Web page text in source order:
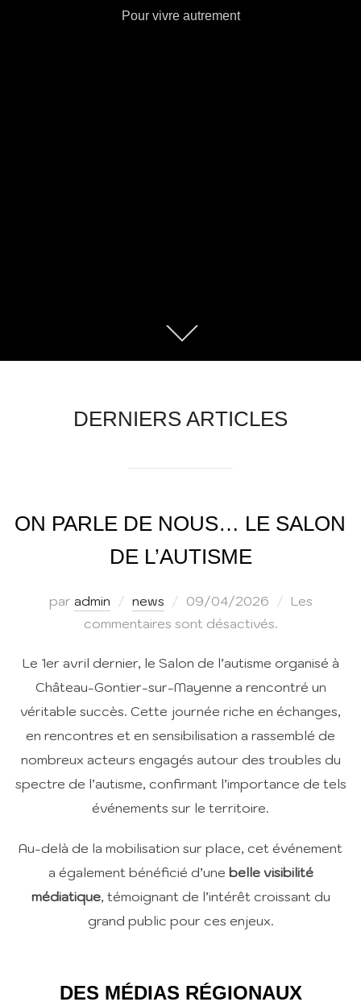
Pour vivre autrement
Descendre
au
DERNIERS ARTICLES
ON PARLE DE NOUS… LE SALON
DE L’AUTISME
par admin news
Publié
le
09/04/2026
Les
commentaires sont désactivés.
Le 1er avril dernier, le Salon de l’autisme organisé à
Château-Gontier-sur-Mayenne a rencontré un
véritable succès. Cette journée riche en échanges,
en rencontres et en sensibilisation a rassemblé de
nombreux acteurs engagés autour des troubles du
spectre de l’autisme, confirmant l’importance de tels
événements sur le territoire.
Au-delà de la mobilisation sur place, cet événement
a également bénéficié d’une belle visibilité
médiatique, témoignant de l’intérêt croissant du
grand public pour ces enjeux.
DES MÉDIAS RÉGIONAUX